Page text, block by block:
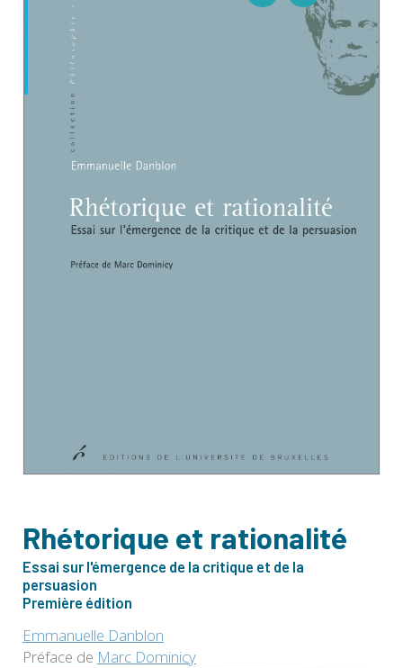
Rhétorique et rationalité
Essai sur l'émergence de la critique et de la
persuasion
Première édition
Emmanuelle Danblon
Préface de Marc Dominicy